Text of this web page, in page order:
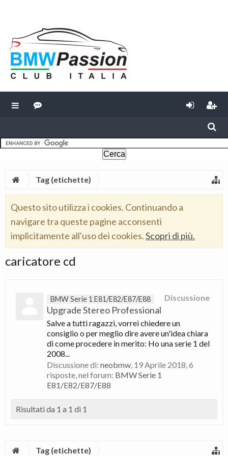
Tag (etichette)
Questo sito utilizza i cookies. Continuando a
navigare tra queste pagine acconsenti
implicitamente all'uso dei cookies.Scopri di più.
caricatore cd
Discussione
BMW Serie 1 E81/E82/E87/E88
Upgrade Stereo Professional
Salve a tutti ragazzi, vorrei chiedere un
consiglio o per meglio dire avere un'idea chiara
di come procedere in merito: Ho una serie 1 del
2008...
Discussione di: neobmw, 19 Aprile 2018, 6
risposte, nel forum: BMW Serie 1
E81/E82/E87/E88
Risultati da 1 a 1 di 1
Tag (etichette)